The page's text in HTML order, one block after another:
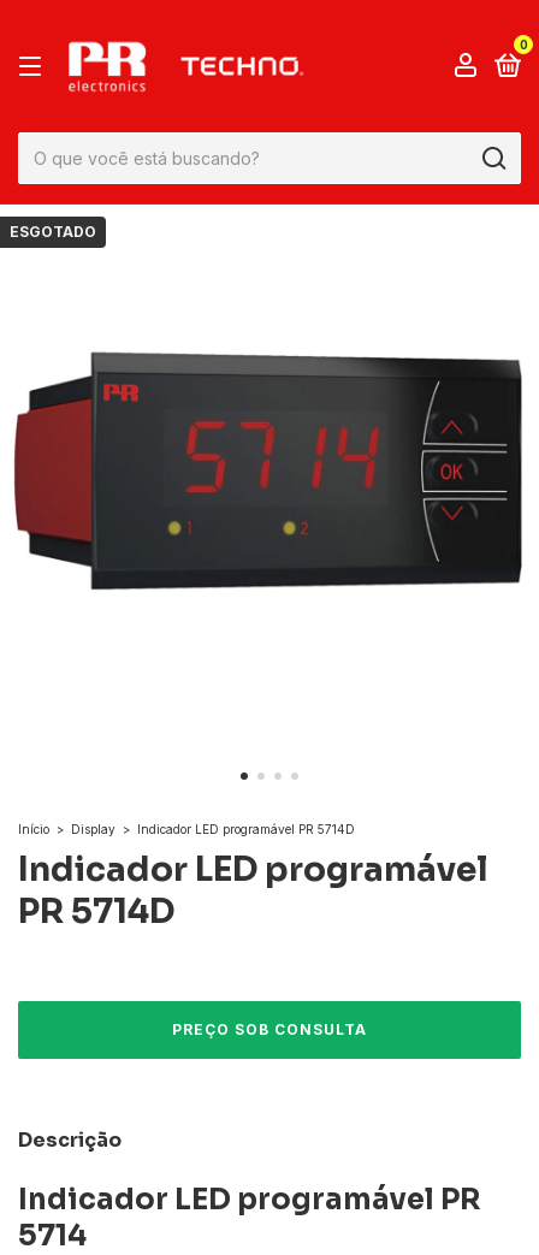
0
ESGOTADO
Início > Display > Indicador LED programável PR 5714D
Indicador LED programável
PR 5714D
Descrição
Indicador LED programável PR
5714